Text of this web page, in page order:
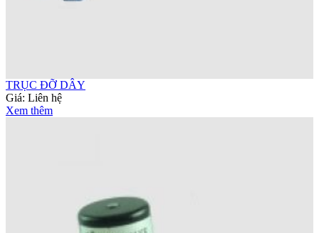
TRỤC ĐỠ DÂY
Giá: Liên hệ
Xem thêm